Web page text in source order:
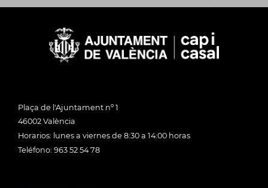
Plaça de l'Ajuntament nº 1
46002 València
Horarios: lunes a viernes de 8:30 a 14:00 horas
Teléfono: 963 52 54 78